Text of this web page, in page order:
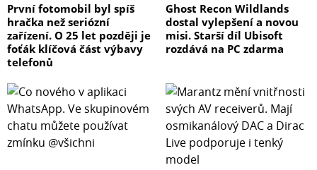
První fotomobil byl spíš
hračka než seriózní
zařízení. O 25 let později je
foťák klíčová část výbavy
telefonů
Ghost Recon Wildlands
dostal vylepšení a novou
misi. Starší díl Ubisoft
rozdává na PC zdarma